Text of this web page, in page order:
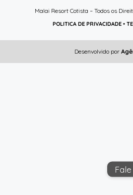
Malai Resort Cotista – Todos os
POLITICA DE PRIVACIDADE•
Desenvolvido por